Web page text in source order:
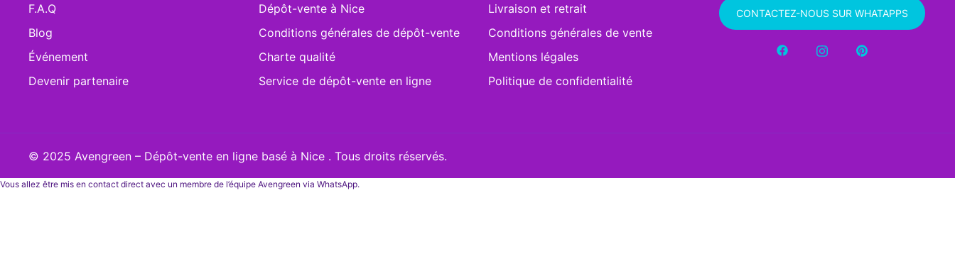
F.A.Q
Blog
Événement
Devenir partenaire
Dépôt-vente à Nice
Conditions générales de dépôt-vente
Charte qualité
Service de dépôt-vente en ligne
Livraison et retrait
Conditions générales de vente
Mentions légales
Politique de confidentialité
CONTACTEZ-NOUS SUR WHATAPPS
© 2025 Avengreen – Dépôt-vente en ligne basé à Nice . Tous droits réservés.
Vous allez être mis en contact direct avec un membre de l’équipe Avengreen via WhatsApp.